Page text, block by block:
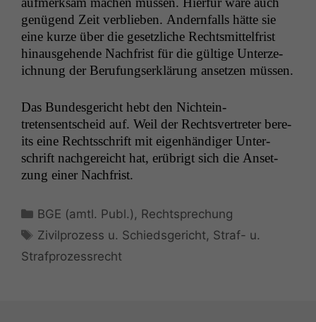
genü­gend Zeit verblieben. Andern­falls hätte sie
eine kurze über die geset­zliche Rechtsmit­tel­frist
hin­aus­ge­hende Nach­frist für die gültige Unterze­
ich­nung der Beru­fungserk­lärung anset­zen müssen.
Das Bun­des­gericht hebt den Nichtein­
tretensentscheid auf. Weil der Rechtsvertreter bere­
its eine Rechtss­chrift mit eigen­händi­ger Unter­
schrift nachgere­icht hat, erübrigt sich die Anset­
zung ein­er Nachfrist.
Kategorien
BGE (amtl. Publ.) , Rechtsprechung
Schlagwörter
Zivilprozess u. Schiedsgericht, Straf- u.
Strafprozessrecht